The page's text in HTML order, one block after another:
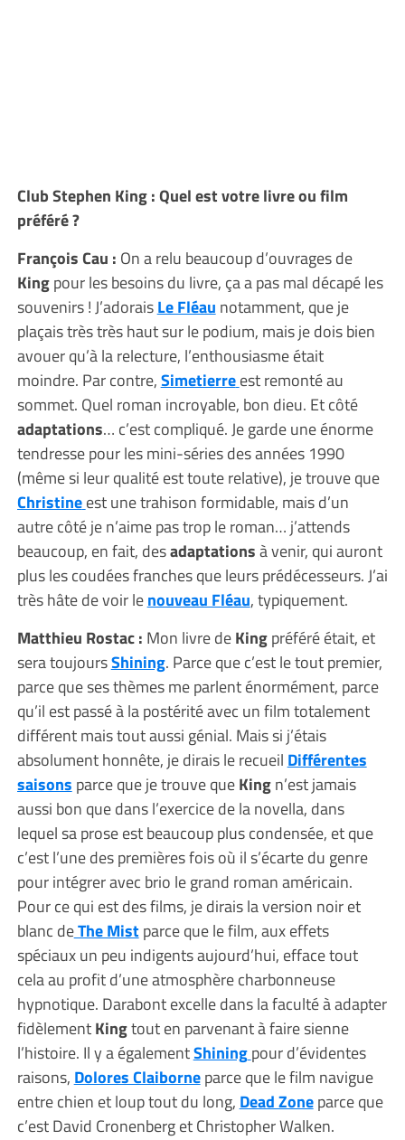
Club Stephen King : Quel est votre livre ou film
préféré ?
François Cau : On a relu beaucoup d’ouvrages de
Kingpour les besoins du livre, ça a pas mal décapé les
souvenirs ! J’adoraisLe Fléau notamment, que je
plaçais très très haut sur le podium, mais je dois bien
avouer qu’à la relecture, l’enthousiasme était
moindre. Par contre,Simetierreest remonté au
sommet. Quel roman incroyable, bon dieu. Et côté
adaptations… c’est compliqué. Je garde une énorme
tendresse pour les mini-séries des années 1990
(même si leur qualité est toute relative), je trouve que
Christineest une trahison formidable, mais d’un
autre côté je n’aime pas trop le roman… j’attends
beaucoup, en fait, desadaptationsà venir, qui auront
plus les coudées franches que leurs prédécesseurs. J’ai
très hâte de voir lenouveau Fléau, typiquement.
Matthieu Rostac : Mon livre deKingpréféré était, et
sera toujoursShining. Parce que c’est le tout premier,
parce que ses thèmes me parlent énormément, parce
qu’il est passé à la postérité avec un film totalement
différent mais tout aussi génial. Mais si j’étais
absolument honnête, je dirais le recueil Différentes
saisons parce que je trouve queKingn’est jamais
aussi bon que dans l’exercice de la novella, dans
lequel sa prose est beaucoup plus condensée, et que
c’est l’une des premières fois où il s’écarte du genre
pour intégrer avec brio le grand roman américain.
Pour ce qui est des films, je dirais la version noir et
blanc deThe Mistparce que le film, aux effets
spéciaux un peu indigents aujourd’hui, efface tout
cela au profit d’une atmosphère charbonneuse
hypnotique. Darabont excelle dans la faculté à adapter
fidèlementKingtout en parvenant à faire sienne
l’histoire. Il y a égalementShiningpour d’évidentes
raisons, Dolores Claiborneparce que le film navigue
entre chien et loup tout du long, Dead Zoneparce que
c’est David Cronenberg et Christopher Walken.